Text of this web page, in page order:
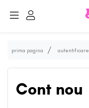
prima pagina autentificare
Cont nou